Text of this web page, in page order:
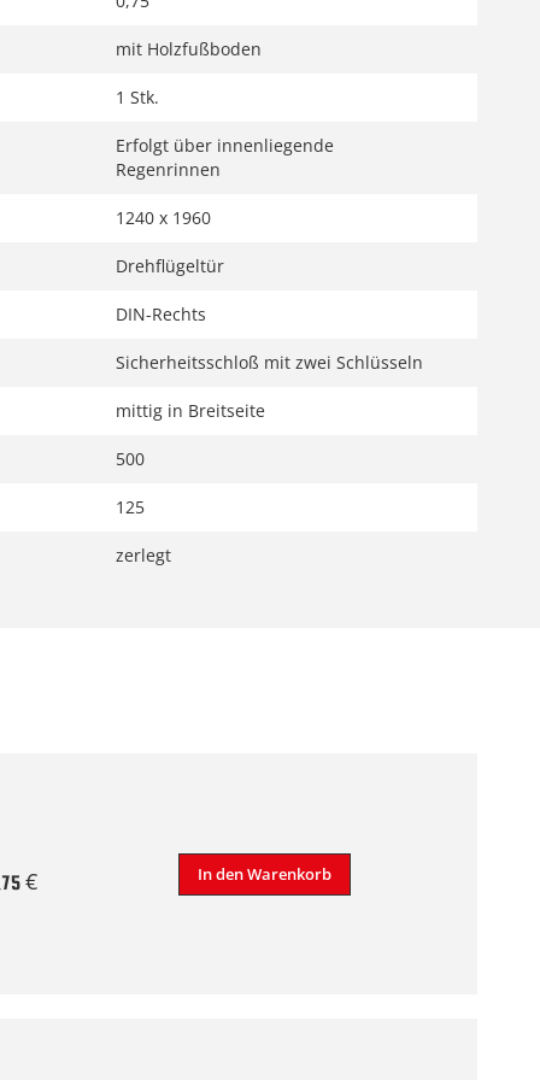
mit Holzfußboden
1 Stk.
Erfolgt über innenliegende
Regenrinnen
1240 x 1960
Drehflügeltür
DIN-Rechts
Sicherheitsschloß mit zwei Schlüsseln
mittig in Breitseite
500
125
zerlegt
€ In den Warenkorb